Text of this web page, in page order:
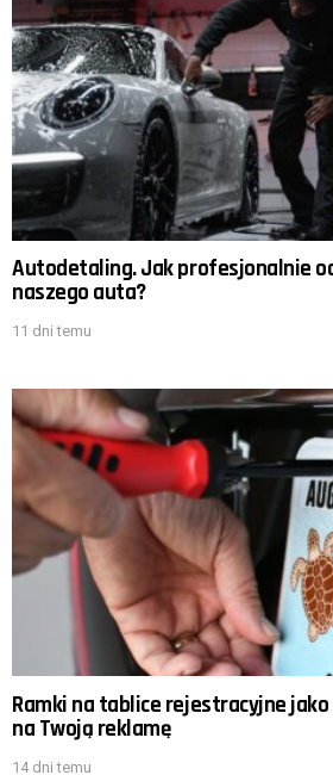
Autodetaling. Jak profesjonalnie
naszego auta?
11 dni temu
Ramki na tablice rejestracyjne jako
na Twoją reklamę
14 dni temu